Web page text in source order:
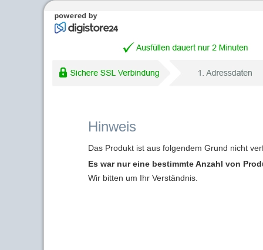
Hinweis
Das Produkt ist aus folgendem Grund nicht
Es war nur eine bestimmte Anzahl von
Wir bitten um Ihr Verständnis.